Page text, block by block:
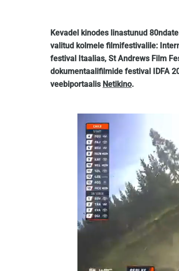
Kevadel kinodes linastunud
valitud kolmele filmifestivalile:
festival Itaalias, St Andrews Film
dokumentaalifilmide festival IDFA
veebiportaalis Netikino.